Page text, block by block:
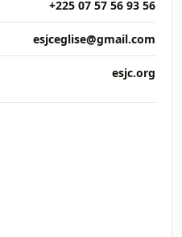
+225 07 57 56 93 56
esjceglise@gmail.com
esjc.org